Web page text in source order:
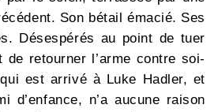
Son bétail émacié. Ses
Désespérés au point de tuer
retourner l’arme contre soi-
est arrivé à Luke Hadler, et
d’enfance, n’a aucune raison